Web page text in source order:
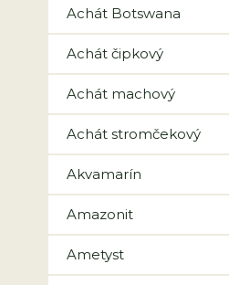
Achát Botswana
Achát čipkový
Achát machový
Achát stromčekový
Akvamarín
Amazonit
Ametyst